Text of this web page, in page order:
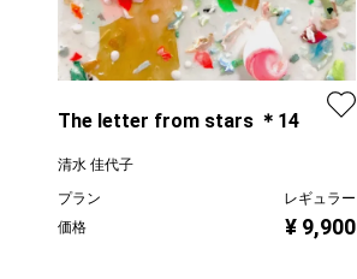
The letter from stars ＊14
清水 佳代子
プラン
レギュラー
価格
¥ 9,900